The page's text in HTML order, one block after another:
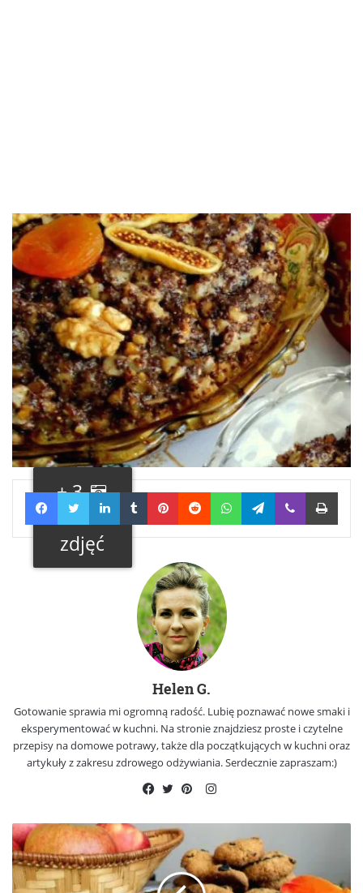
+ 3
Galeria
zdjęć
FacebookTwitterLinkedInTumblrPinterestRedditWhatsAppTelegramViber Print
Helen G.
Gotowanie sprawia mi ogromną radość. Lubię poznawać nowe smaki i
eksperymentować w kuchni. Na stronie znajdziesz proste i czytelne
przepisy na domowe potrawy, także dla początkujących w kuchni oraz
artykuły z zakresu zdrowego odżywiania. Serdecznie zapraszam:)
Instagram